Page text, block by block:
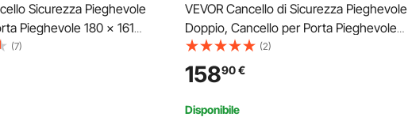
Sicurezza Pieghevole
Pieghevole 180 × 161
di Sicurezza in
di Sicurezza
Cancello a
Girevole a 360°
(7)
VEVOR Cancello di Sicurezza Pieghevole
Doppio, Cancello per Porta Pieghevole
1,5 x 3 m, Cancello di Sicurezza a
Fisarmonica in Acciaio, Cancello di
Sicurezza Flessibile Espandibile
(2)
15890€
Disponibile